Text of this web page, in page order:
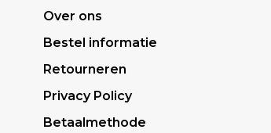
Over ons
Bestel informatie
Retourneren
Privacy Policy
Betaalmethode